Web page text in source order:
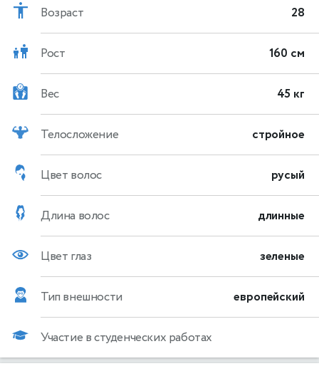
Возраст 28
Рост 160 см
Вес 45 кг
Телосложение стройное
Цвет волос русый
Длина волос длинные
Цвет глаз зеленые
Тип внешности европейский
Участие в студенческих работах